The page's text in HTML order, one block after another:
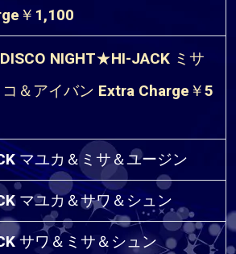
￥1,100
NIGHT★HI-JACK ミサ
コ＆アイバン Extra Charge￥5
マユカ＆ミサ＆ユージン
マユカ＆サワ＆シュン
サワ＆ミサ＆シュン